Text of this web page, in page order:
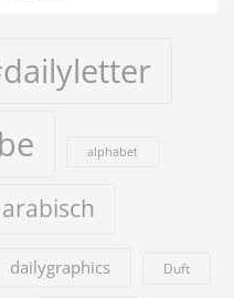
alphabet
arabisch
dailygraphics Duft